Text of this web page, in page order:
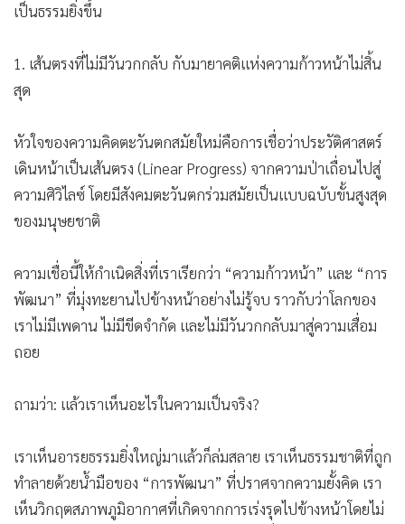
เป็นธรรมยิ่งขึ้น
1. เส้นตรงที่ไม่มีวันวกกลับ กับมายาคติแห่งความก้าวหน้าไม่สิ้น
สุด
หัวใจของความคิดตะวันตกสมัยใหม่คือการเชื่อว่าประวัติศาสตร์
เดินหน้าเป็นเส้นตรง (Linear Progress) จากความป่าเถื่อนไปสู่
ความศิวิไลซ์ โดยมีสังคมตะวันตกร่วมสมัยเป็นแบบฉบับขั้นสูงสุด
ของมนุษยชาติ
ความเชื่อนี้ให้กำเนิดสิ่งที่เราเรียกว่า “ความก้าวหน้า” และ “การ
พัฒนา” ที่มุ่งทะยานไปข้างหน้าอย่างไม่รู้จบ ราวกับว่าโลกของ
เราไม่มีเพดาน ไม่มีขีดจำกัด และไม่มีวันวกกลับมาสู่ความเสื่อม
ถอย
ถามว่า: แล้วเราเห็นอะไรในความเป็นจริง?
เราเห็นอารยธรรมยิ่งใหญ่มาแล้วก็ล่มสลาย เราเห็นธรรมชาติที่ถูก
ทำลายด้วยน้ำมือของ “การพัฒนา” ที่ปราศจากความยั้งคิด เรา
เห็นวิกฤตสภาพภูมิอากาศที่เกิดจากการเร่งรุดไปข้างหน้าโดยไม่